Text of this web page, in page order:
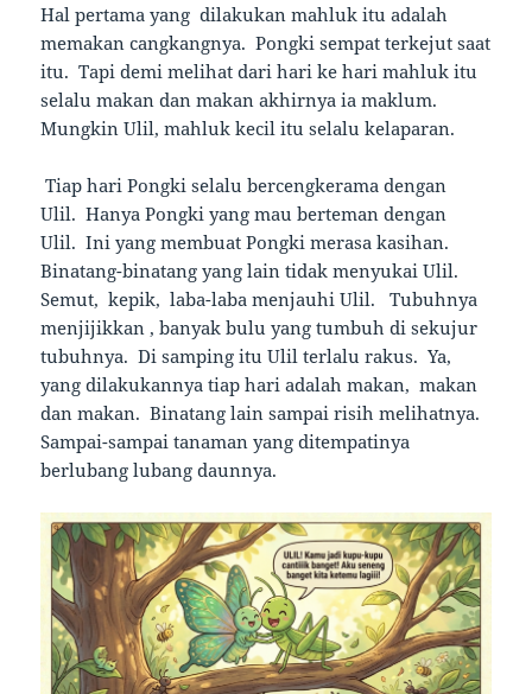
Hal pertama yang dilakukan mahluk itu adalah
memakan cangkangnya. Pongki sempat terkejut saat
itu. Tapi demi melihat dari hari ke hari mahluk itu
selalu makan dan makan akhirnya ia maklum.
Mungkin Ulil, mahluk kecil itu selalu kelaparan.
Tiap hari Pongki selalu bercengkerama dengan
Ulil. Hanya Pongki yang mau berteman dengan
Ulil. Ini yang membuat Pongki merasa kasihan.
Binatang-binatang yang lain tidak menyukai Ulil.
Semut, kepik, laba-laba menjauhi Ulil. Tubuhnya
menjijikkan , banyak bulu yang tumbuh di sekujur
tubuhnya. Di samping itu Ulil terlalu rakus. Ya,
yang dilakukannya tiap hari adalah makan, makan
dan makan. Binatang lain sampai risih melihatnya.
Sampai-sampai tanaman yang ditempatinya
berlubang lubang daunnya.